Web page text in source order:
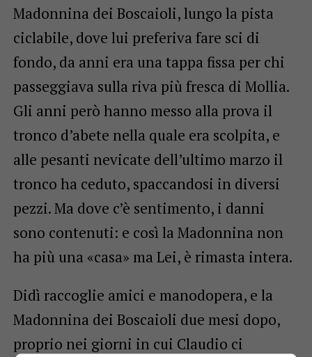
Madonnina dei Boscaioli, lungo la pista
ciclabile, dove lui preferiva fare sci di
fondo, da anni era una tappa fissa per chi
passeggiava sulla riva più fresca di Mollia.
Gli anni però hanno messo alla prova il
tronco d’abete nella quale era scolpita, e
alle pesanti nevicate dell’ultimo marzo il
tronco ha ceduto, spaccandosi in diversi
pezzi. Ma dove c’è sentimento, i danni
sono contenuti: e così la Madonnina non
ha più una «casa» ma Lei, è rimasta intera.
Didì raccoglie amici e manodopera, e la
Madonnina dei Boscaioli due mesi dopo,
proprio nei giorni in cui Claudio ci